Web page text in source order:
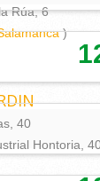
Rúa, 6
)
40
Hontoria,